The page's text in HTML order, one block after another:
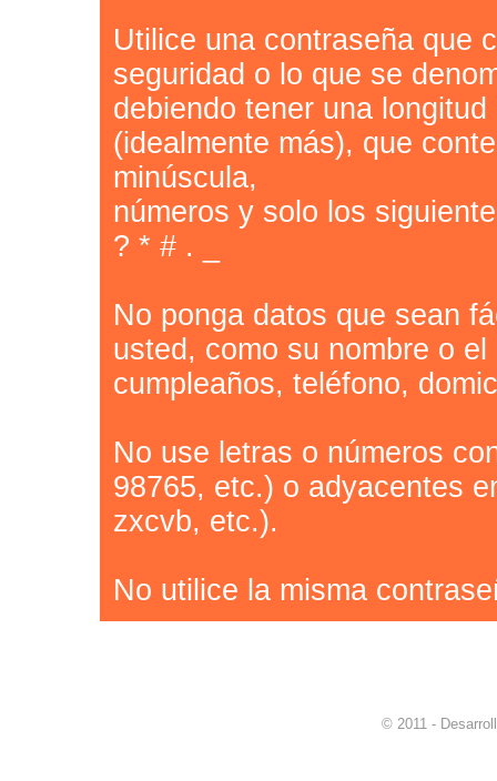
Utilice una contraseña que
seguridad o lo que se
debiendo tener una
(idealmente más), que
minúscula,
números y solo los
? * # . _
No ponga datos que sean
usted, como su nombre o
cumpleaños, teléfono,
No use letras o números
98765, etc.) o adyacentes
zxcvb, etc.).
No utilice la misma
© 2011 -